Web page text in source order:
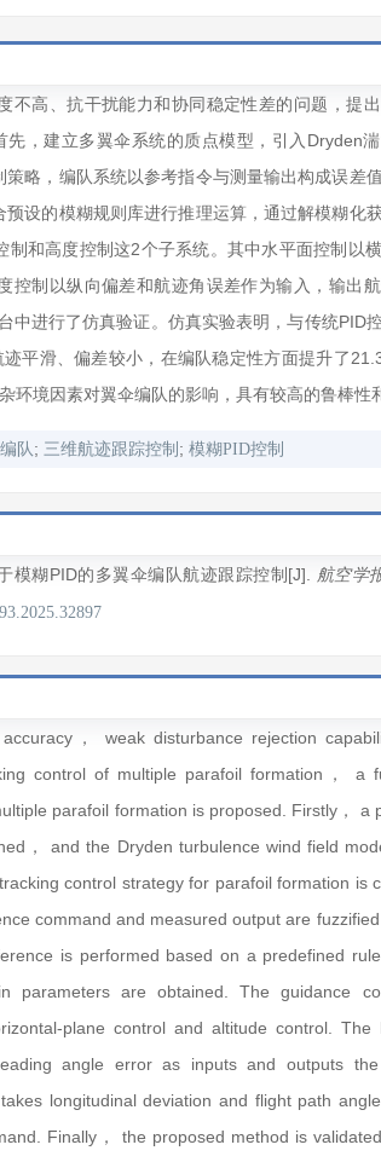
不高、抗干扰能力和协同稳定性差的问题，提
，建立多翼伞系统的质点模型，引入Dryden
略，编队系统以参考指令与测量输出构成误差
设的模糊规则库进行推理运算，通过解模糊化
和高度控制这2个子系统。其中水平面控制以
控制以纵向偏差和航迹角误差作为输入，输出
中进行了仿真验证。仿真实验表明，与传统PID
平滑、偏差较小，在编队稳定性方面提升了
环境因素对翼伞编队的影响，具有较高的鲁棒性
队; 三维航迹跟踪控制 ; 模糊PID控制
于模糊PID的多翼伞编队航迹跟踪控制[J]. 航空学
， weak disturbance rejection
control of multiple parafoil formation， a
parafoil formation is proposed. Firstly， a
， and the Dryden turbulence wind field
control strategy for parafoil formation is
command and measured output are
is performed based on a predefined
parameters are obtained. The guidance
plane control and altitude control. The
angle error as inputs and outputs
longitudinal deviation and flight path
Finally， the proposed method is